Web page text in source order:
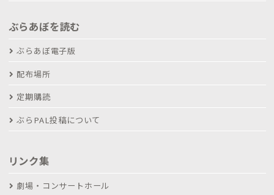
ぶらあぼを読む
ぶらあぼ電子版
配布場所
定期購読
ぶらPAL投稿について
リンク集
劇場・コンサートホール